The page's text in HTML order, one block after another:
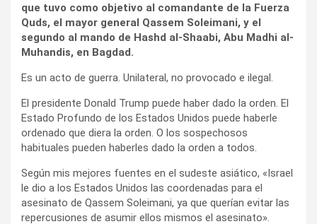
que tuvo como objetivo al comandante de la Fuerza
Quds, el mayor general Qassem Soleimani, y el
segundo al mando de Hashd al-Shaabi, Abu Madhi al-
Muhandis, en Bagdad.
Es un acto de guerra. Unilateral, no provocado e ilegal.
El presidente Donald Trump puede haber dado la orden. El
Estado Profundo de los Estados Unidos puede haberle
ordenado que diera la orden. O los sospechosos
habituales pueden haberles dado la orden a todos.
Según mis mejores fuentes en el sudeste asiático, «Israel
le dio a los Estados Unidos las coordenadas para el
asesinato de Qassem Soleimani, ya que querían evitar las
repercusiones de asumir ellos mismos el asesinato».